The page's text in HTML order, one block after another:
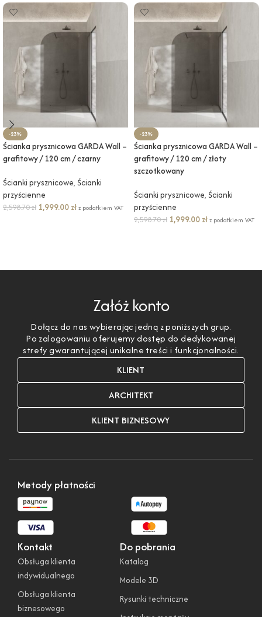
-23%
Ścianka prysznicowa GARDA Wall –
grafitowy / 120 cm / czarny
Ścianki prysznicowe, Ścianki
przyścienne
2,598.70zł 1,999.00 złz podatkiem VAT
-23%
Ścianka prysznicowa GARDA Wall –
grafitowy / 120 cm / złoty
szczotkowany
Ścianki prysznicowe, Ścianki
przyścienne
2,598.70zł 1,999.00 złz podatkiem VAT
Załóż konto
Dołącz do nas wybierając jedną z poniższych grup.
Po zalogowaniu oferujemy dostęp do dedykowanej
strefy gwarantującej unikalne treści i funkcjonalności.
KLIENT
ARCHITEKT
KLIENT BIZNESOWY
Kontakt
Obsługa klienta
indywidualnego
Obsługa klienta
biznesowego
Do pobrania
Katalog
Modele 3D
Rysunki techniczne
Metody płatności